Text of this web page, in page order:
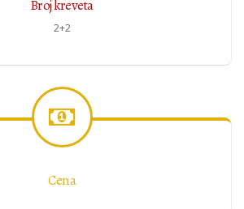
Broj kreveta
2+2
Cena